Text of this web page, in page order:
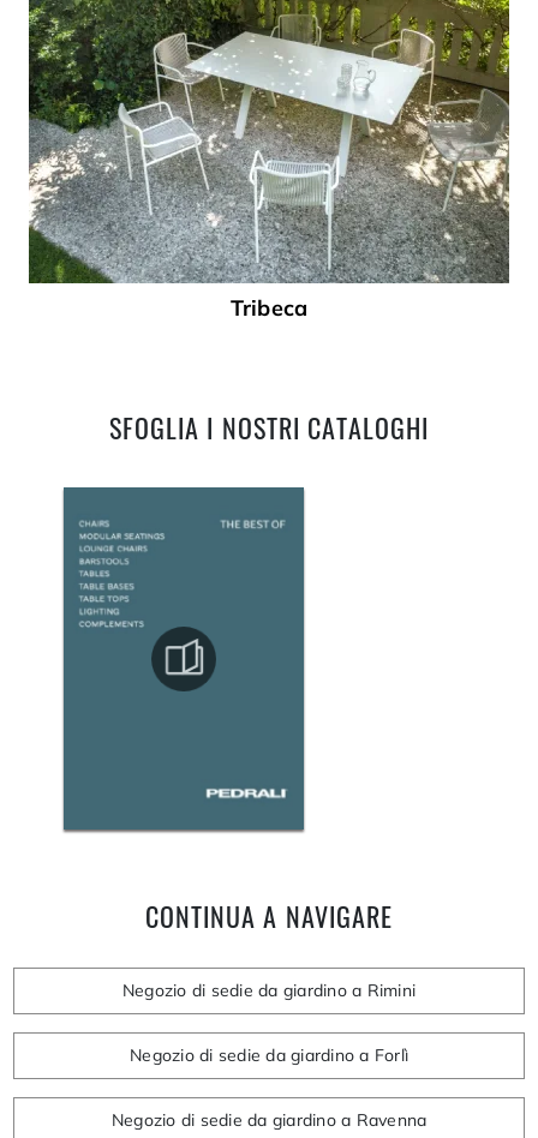
Tribeca
SFOGLIA I NOSTRI CATALOGHI
CONTINUA A NAVIGARE
Negozio di sedie da giardino a Rimini
Negozio di sedie da giardino a Forlì
Negozio di sedie da giardino a Ravenna